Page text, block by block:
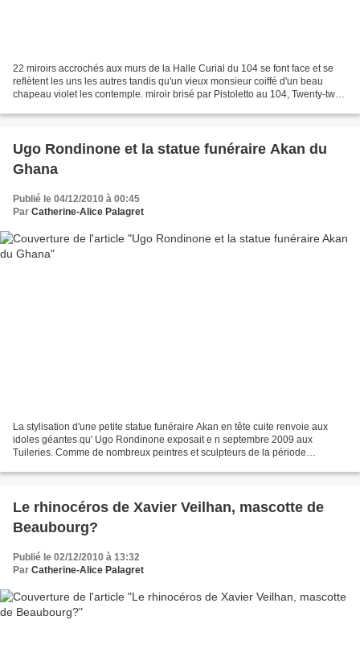
22 miroirs accrochés aux murs de la Halle Curial du 104 se font face et se
reflètent les uns les autres tandis qu'un vieux monsieur coiffé d'un beau
chapeau violet les contemple. miroir brisé par Pistoletto au 104, Twenty-two
Ugo Rondinone et la statue funéraire Akan du
Ghana
Publié le 04/12/2010 à 00:45
Par Catherine-Alice Palagret
La stylisation d'une petite statue funéraire Akan en tête cuite renvoie aux
idoles géantes qu' Ugo Rondinone exposait e n septembre 2009 aux
Tuileries. Comme de nombreux peintres et sculpteurs de la période
Le rhinocéros de Xavier Veilhan, mascotte de
Beaubourg?
Publié le 02/12/2010 à 13:32
Par Catherine-Alice Palagret